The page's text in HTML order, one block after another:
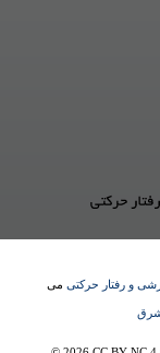
و رفتار حرکتیمی